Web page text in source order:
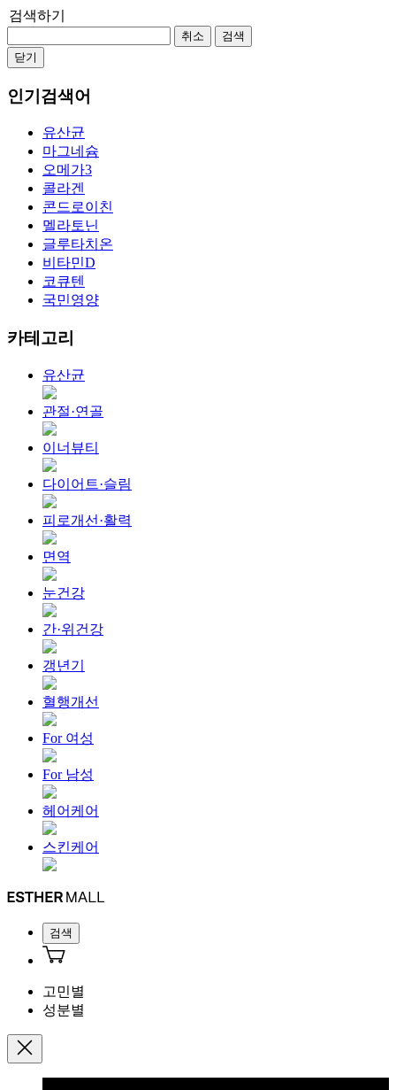
검색하기
취소
검색
닫기
인기검색어
유산균
마그네슘
오메가3
콜라겐
콘드로이친
멜라토닌
글루타치온
비타민D
코큐텐
국민영양
카테고리
유산균
관절·연골
이너뷰티
다이어트·슬림
피로개선·활력
면역
눈건강
간·위건강
갱년기
혈행개선
For 여성
For 남성
헤어케어
스킨케어
검색
고민별
성분별